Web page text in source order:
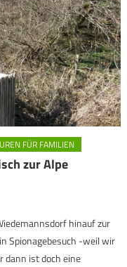
FÜR FAMILIEN
zur Alpe
hinauf zur
Spionagebesuch -weil wir
dann ist doch eine